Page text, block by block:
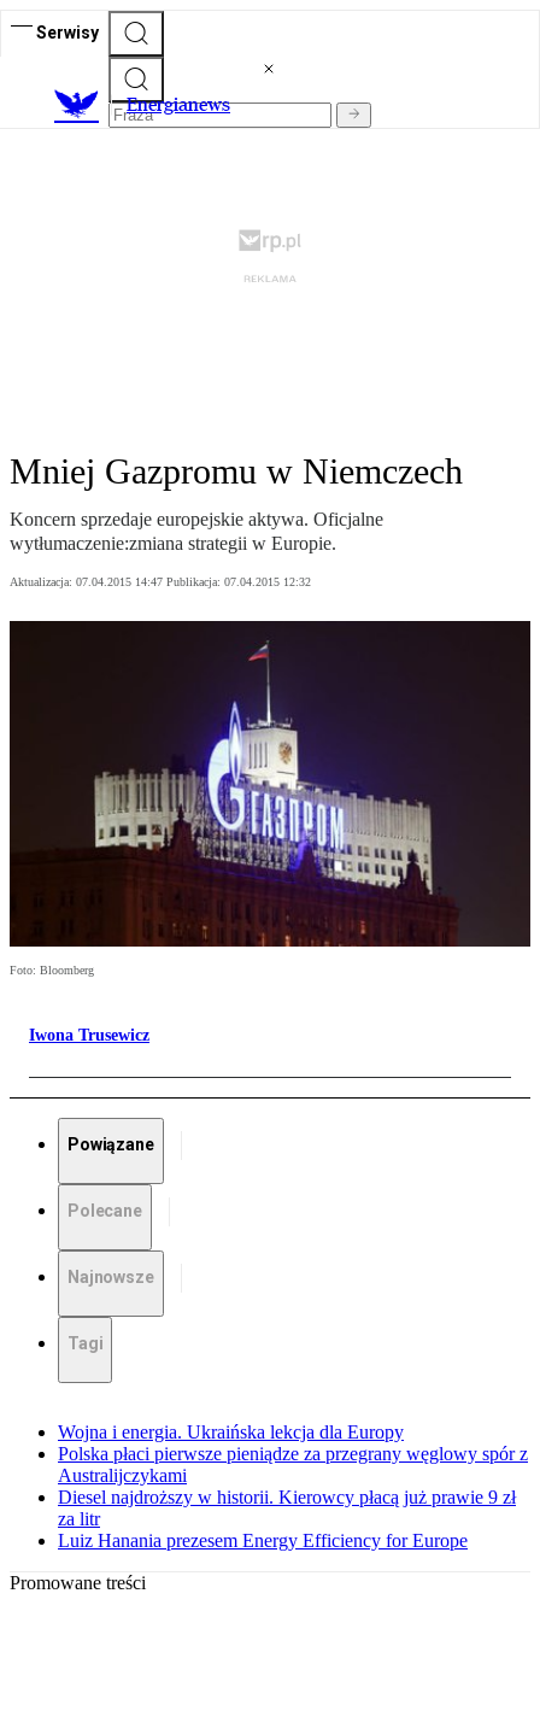
Serwisy
Energianews
Mniej Gazpromu w Niemczech
Koncern sprzedaje europejskie aktywa. Oficjalne
wytłumaczenie:zmiana strategii w Europie.
Aktualizacja: 07.04.2015 14:47 Publikacja: 07.04.2015 12:32
Foto: Bloomberg
Iwona Trusewicz
Powiązane
Polecane
Najnowsze
Tagi
Wojna i energia. Ukraińska lekcja dla Europy
Polska płaci pierwsze pieniądze za przegrany węglowy spór z
Australijczykami
Diesel najdroższy w historii. Kierowcy płacą już prawie 9 zł
za litr
Luiz Hanania prezesem Energy Efficiency for Europe
Promowane treści